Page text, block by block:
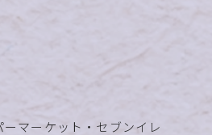
マーケット・セブンイレ